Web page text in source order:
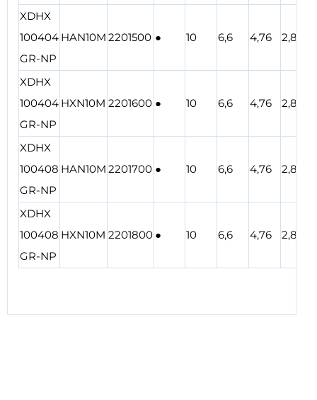
XDHX
100404
GR-NP
HAN10M 2201500 ● 10 6,6 4,76 2,8
XDHX
100404
GR-NP
HXN10M 2201600 ● 10 6,6 4,76 2,8
XDHX
100408
GR-NP
HAN10M 2201700 ● 10 6,6 4,76 2,8
XDHX
100408
GR-NP
HXN10M 2201800 ● 10 6,6 4,76 2,8